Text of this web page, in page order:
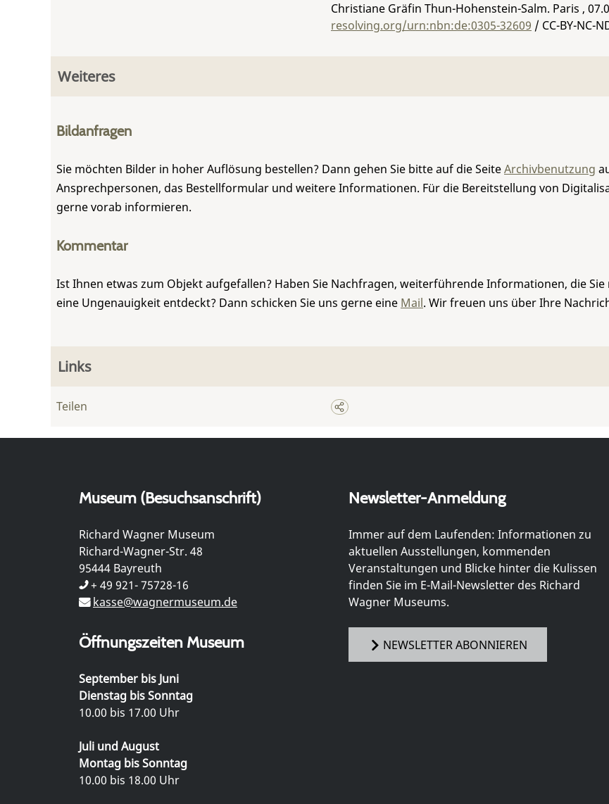
Christiane Gräfin Thun-Hohenstein-Salm. Paris ,
resolving.org/urn:nbn:de:0305-32609 / CC-BY-NC-
Weiteres
Bildanfragen
Sie möchten Bilder in hoher Auflösung bestellen? Dann gehen Sie bitte auf die SeiteArchivbenutzung
Ansprechpersonen, das Bestellformular und weitere Informationen. Für die Bereitstellung von
gerne vorab informieren.
Kommentar
Ist Ihnen etwas zum Objekt aufgefallen? Haben Sie Nachfragen, weiterführende Informationen, die
eine Ungenauigkeit entdeckt? Dann schicken Sie uns gerne eine Mail. Wir freuen uns über Ihre
Links
Teilen
Museum (Besuchsanschrift)
Richard Wagner Museum
Richard-Wagner-Str. 48
95444 Bayreuth
+ 49 921- 75728-16
kasse@wagnermuseum.de
Öffnungszeiten Museum
September bis Juni
Dienstag bis Sonntag
10.00 bis 17.00 Uhr
Juli und August
Montag bis Sonntag
10.00 bis 18.00 Uhr
Newsletter-Anmeldung
Immer auf dem Laufenden: Informationen zu
aktuellen Ausstellungen, kommenden
Veranstaltungen und Blicke hinter die Kulissen
finden Sie im E-Mail-Newsletter des Richard
Wagner Museums.
NEWSLETTER ABONNIEREN